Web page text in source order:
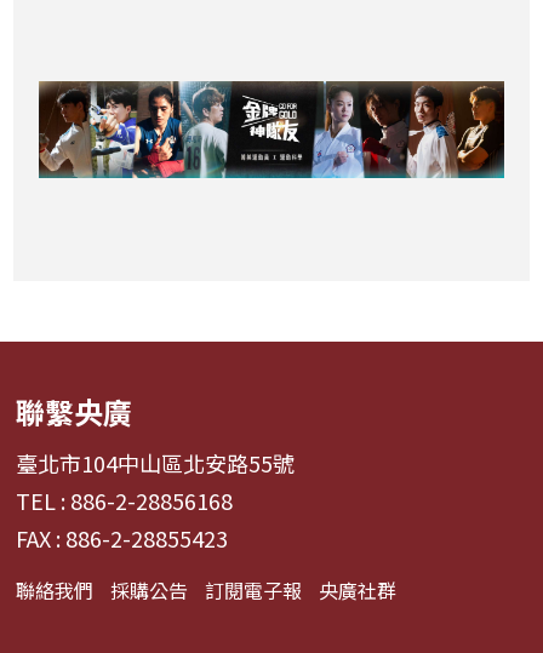
聯繫央廣
臺北市104中山區北安路55號
TEL : 886-2-28856168
FAX : 886-2-28855423
聯絡我們 採購公告 訂閱電子報 央廣社群